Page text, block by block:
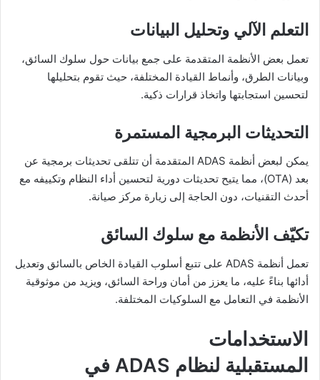
التعلم الآلي وتحليل البيانات
تعمل بعض الأنظمة المتقدمة على جمع بيانات حول سلوك السائق،
وبيانات الطرق، وأنماط القيادة المختلفة، حيث تقوم بتحليلها
لتحسين استجابتها واتخاذ قرارات ذكية.
التحديثات البرمجية المستمرة
يمكن لبعض أنظمة ADAS المتقدمة أن تتلقى تحديثات برمجية عن
بعد (OTA)، مما يتيح تحديثات دورية لتحسين أداء النظام وتكييفه مع
أحدث التقنيات، دون الحاجة إلى زيارة مركز صيانة.
تكيّف الأنظمة مع سلوك السائق
تعمل أنظمة ADAS على تتبع أسلوب القيادة الخاص بالسائق وتعديل
أدائها بناءً عليه، ما يعزز من أمان وراحة السائق، ويزيد من موثوقية
الأنظمة في التعامل مع السلوكيات المختلفة.
الاستخدامات
المستقبلية لنظام ADAS في